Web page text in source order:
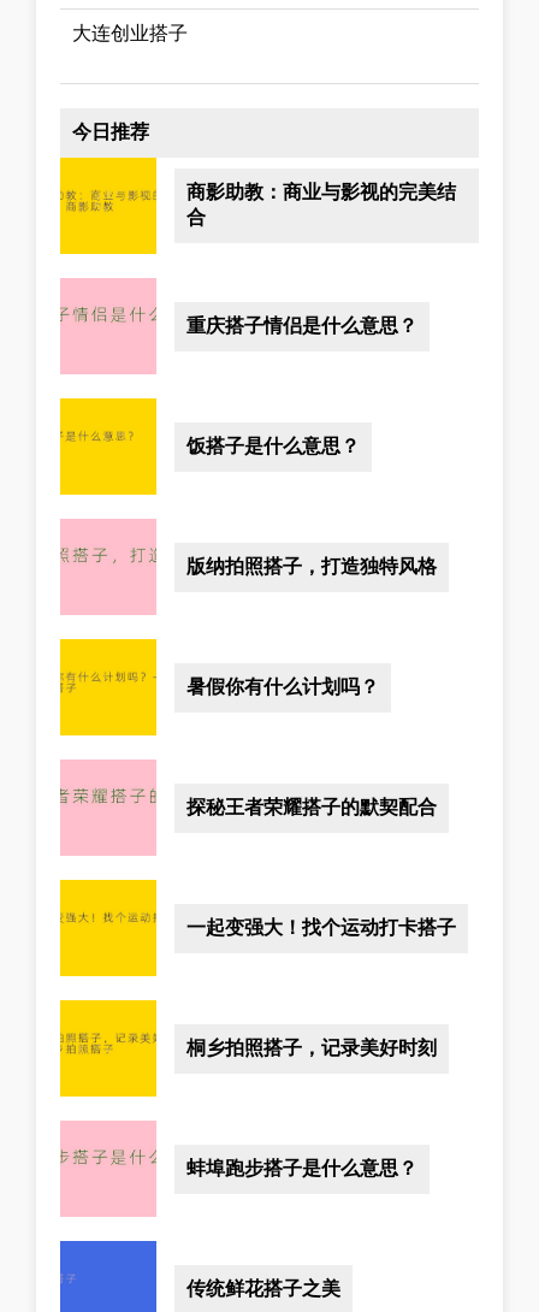
大连创业搭子
今日推荐
商影助教：商业与影视的完美结
合
重庆搭子情侣是什么意思？
饭搭子是什么意思？
版纳拍照搭子，打造独特风格
暑假你有什么计划吗？
探秘王者荣耀搭子的默契配合
一起变强大！找个运动打卡搭子
桐乡拍照搭子，记录美好时刻
蚌埠跑步搭子是什么意思？
传统鲜花搭子之美